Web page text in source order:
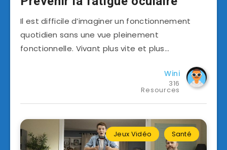
Il est difficile d’imaginer un fonctionnement
quotidien sans une vue pleinement
fonctionnelle. Vivant plus vite et plus…
Wini
316
Resources
Jeux Vidéo Santé